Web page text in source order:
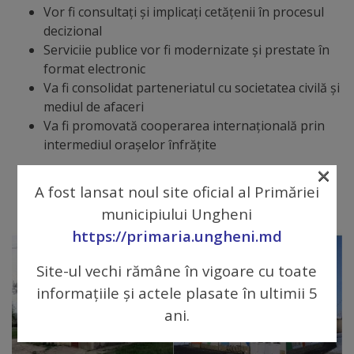
proiect
deșeuri
Adoptă
un
spațiu
verde
Educație
Instituții
preșcolare
Vor fi consultați și implicați cetățenii în procesul
decizional
Serviciie publice vor fi modernizate și prestate în
format electronic
Va fi consolidat parteneriatul cu societatea civilă și
mediul de afaceri
Va fi promovată cooperarea internațională prin
intermediul orașelor înfrățite
A fost lansat noul site oficial al Primăriei
municipiului Ungheni
https://primaria.ungheni.md
Site-ul vechi rămâne în vigoare cu toate
informațiile și actele plasate în ultimii 5
ani.
×